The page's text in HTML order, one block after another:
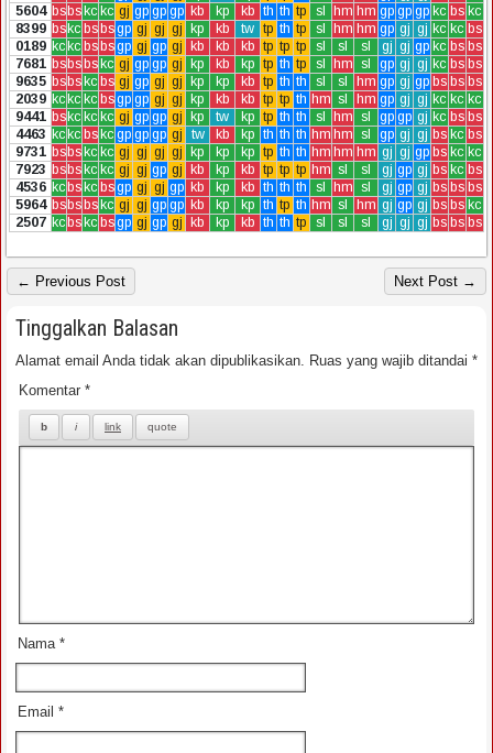
5604 bsbskc kc gj gp gp gp kb kp kb th th tp sl hm hm gp gp gp kc bs kc
8399 bskc bsbsgp gj gj gj kp kb tw tp th tp sl hm hm gp gj gj kc kc bs
0189 kckc bsbsgp gj gp gj kb kb kb tp tp tp sl sl sl gj gj gp kc bs bs
7681 bsbsbskc gj gp gp gj kp kb kp tp th tp sl hm sl gp gj gj kc bs bs
9635 bsbskc bs gj gp gj gj kp kp kb tp th th sl sl hm gp gj gp bs bs bs
2039 kckc kc bsgp gp gj gj kp kb kb tp tp th hm sl hm gp gj gj kc kc kc
9441 bskc kc kc gj gp gp gj kp tw kp tp th th sl hm sl gp gp gj kc bs bs
4463 kckc bskc gp gp gp gj tw kb kp th th th hm hm sl gp gj gj bs kc bs
9731 bsbskc kc gj gj gj gj kp kp kp tp th th hm hm hm gj gj gp bs kc kc
7923 bsbskc kc gj gj gp gj kb kp kb tp tp tp hm sl sl gj gp gj bs kc bs
4536 kcbskc bsgp gj gj gp kb kp kb th th th sl hm sl gj gp gj bs bs bs
5964 bsbsbskc gj gj gp gp kb kp kp th tp th hm sl hm gj gp gj bs bs kc
2507 kcbskc bsgp gj gp gj kb kp kb th th tp sl sl sl gj gj gj bs bs bs
← Previous Post Next Post →
Tinggalkan Balasan
Alamat email Anda tidak akan dipublikasikan. Ruas yang wajib ditandai *
Komentar *
Nama *
Email *